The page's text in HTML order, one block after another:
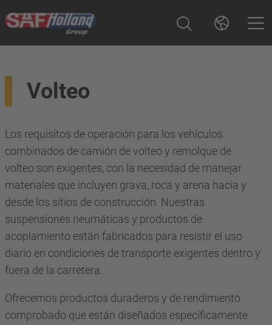
Volteo
Los requisitos de operación para los vehículos
combinados de camión de volteo y remolque de
volteo son exigentes, con la necesidad de manejar
materiales que incluyen grava, roca y arena hacia y
desde los sitios de construcción. Nuestras
suspensiones neumáticas y productos de
acoplamiento están fabricados para resistir el uso
diario en condiciones de transporte exigentes dentro y
fuera de la carretera.
Ofrecemos productos duraderos y de rendimiento
comprobado que están diseñados específicamente